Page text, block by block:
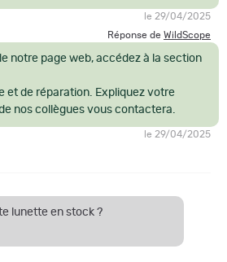
aux intempéries
-20°F à +120°F / -28°C à 48°C
/ 337 x 56 x 54 mm
lentilles oculaires
le 29/04/2025
Réponse de WildScope
notre page web, accédez à la section
et de réparation. Expliquez votre
nos collègues vous contactera.
le 29/04/2025
lunette en stock ?